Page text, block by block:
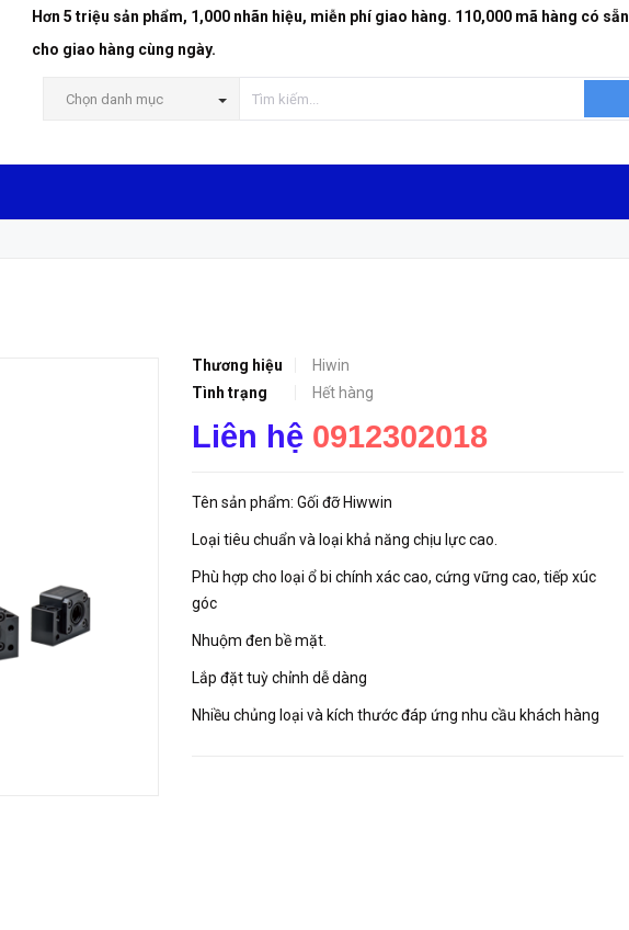
Hơn 5 triệu sản phẩm, 1,000 nhãn hiệu, miễn phí giao hàng. 110,000 mã hàng có sẵn
cho giao hàng cùng ngày.
Chọn danh mục
Thương hiệu
Hiwin
Tình trạng
Hết hàng
Liên hệ 0912302018
Tên sản phẩm: Gối đỡ Hiwwin
Loại tiêu chuẩn và loại khả năng chịu lực cao.
Phù hợp cho loại ổ bi chính xác cao, cứng vững cao, tiếp xúc
góc
Nhuộm đen bề mặt.
Lắp đặt tuỳ chỉnh dễ dàng
Nhiều chủng loại và kích thước đáp ứng nhu cầu khách hàng